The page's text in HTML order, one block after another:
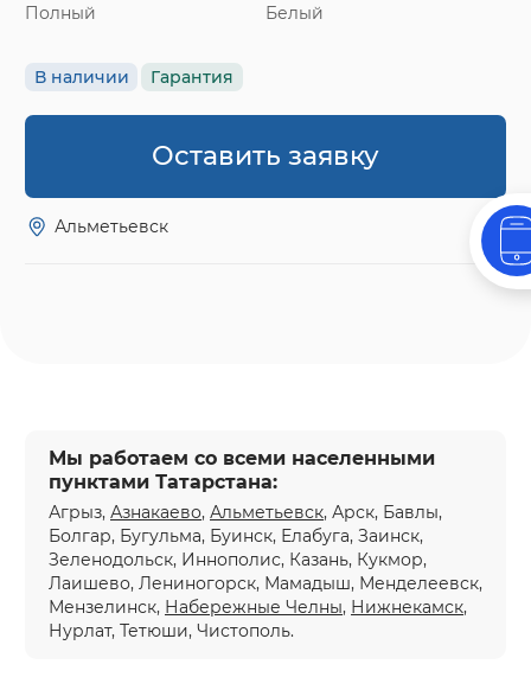
Полный
Белый
В наличии Гарантия
Оставить заявку
Альметьевск
Мы работаем со всеми населенными
пунктами Татарстана:
Агрыз, Азнакаево, Альметьевск, Арск, Бавлы,
Болгар, Бугульма, Буинск, Елабуга, Заинск,
Зеленодольск, Иннополис, Казань, Кукмор,
Лаишево, Лениногорск, Мамадыш, Менделеевск,
Мензелинск, Набережные Челны, Нижнекамск,
Нурлат, Тетюши, Чистополь.